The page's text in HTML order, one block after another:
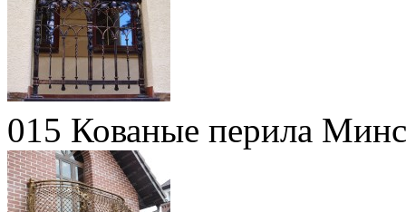
015 Кованые перила